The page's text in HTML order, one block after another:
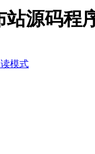
站源码程
模式